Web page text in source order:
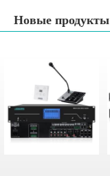
Новые продукты